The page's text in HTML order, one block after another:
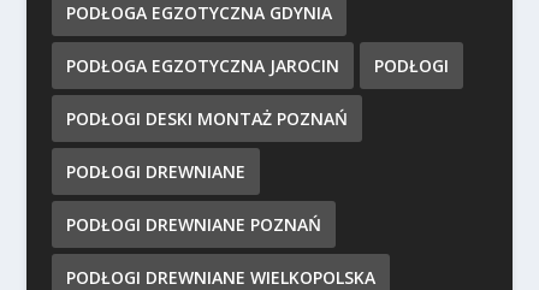
PODŁOGA EGZOTYCZNA GDYNIA
PODŁOGA EGZOTYCZNA JAROCIN PODŁOGI
PODŁOGI DESKI MONTAŻ POZNAŃ
PODŁOGI DREWNIANE
PODŁOGI DREWNIANE POZNAŃ
PODŁOGI DREWNIANE WIELKOPOLSKA